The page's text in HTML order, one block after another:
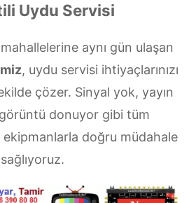
Uydu Servisi
aynı gün ulaşan
, uydu servisi ihtiyaçlarınızı
çözer. Sinyal yok, yayın
donuyor gibi tüm
doğru müdahale
sağlıyoruz.